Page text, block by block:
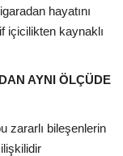
hayatını
içicilikten kaynaklı
AYNI ÖLÇÜDE
zararlı bileşenlerin